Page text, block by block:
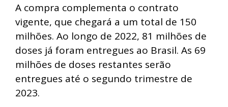
A compra complementa o contrato
vigente, que chegará a um total de 150
milhões. Ao longo de 2022, 81 milhões de
doses já foram entregues ao Brasil. As 69
milhões de doses restantes serão
entregues até o segundo trimestre de
2023.